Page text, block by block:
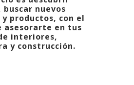
buscar nuevos
productos, con el
asesorarte en tus
interiores,
y construcción.